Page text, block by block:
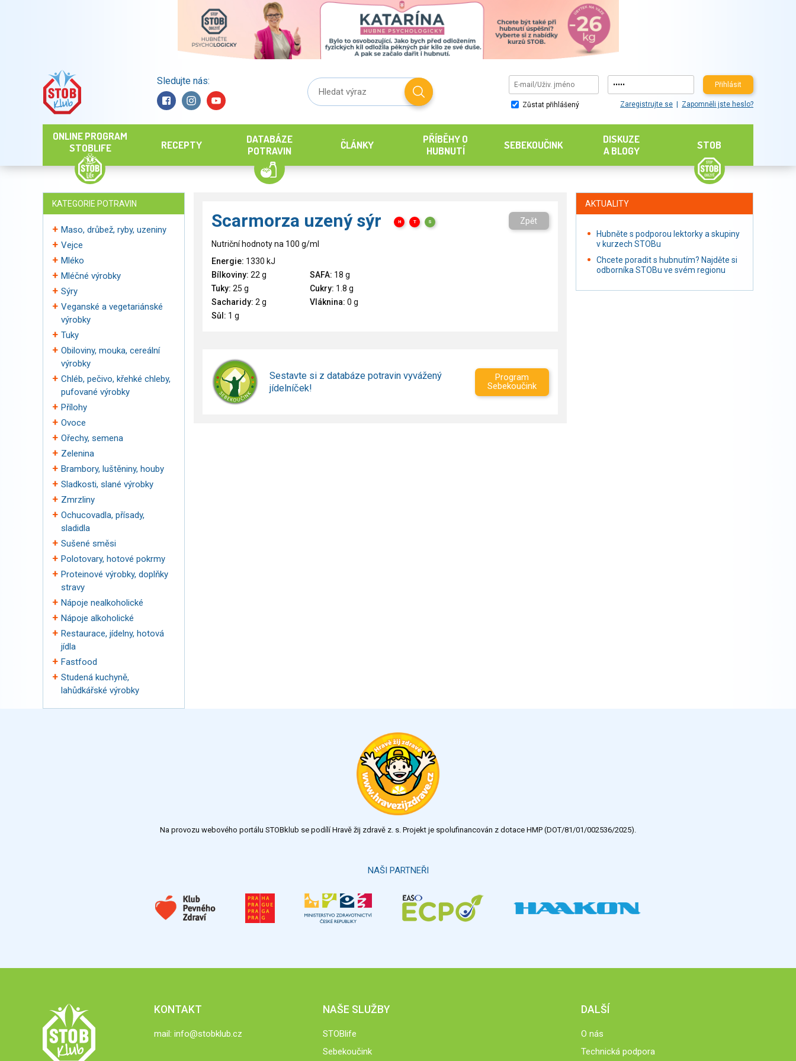
Sledujte nás: Přihlásit
Zůstat přihlášený Zaregistrujte se Zapomněli jste heslo?
ONLINE PROGRAM
STOBLIFE
RECEPTY
DATABÁZE
POTRAVIN
ČLÁNKY
PŘÍBĚHY O
HUBNUTÍ
SEBEKOUČINK
DISKUZE
A BLOGY
STOB
KATEGORIE POTRAVIN
Maso, drůbež, ryby, uzeniny
Vejce
Mléko
Mléčné výrobky
Sýry
Veganské a vegetariánské
výrobky
Tuky
Obiloviny, mouka, cereální
výrobky
Chléb, pečivo, křehké chleby,
pufované výrobky
Přílohy
Ovoce
Ořechy, semena
Zelenina
Brambory, luštěniny, houby
Sladkosti, slané výrobky
Zmrzliny
Ochucovadla, přísady,
sladidla
Sušené směsi
Polotovary, hotové pokrmy
Proteinové výrobky, doplňky
stravy
Nápoje nealkoholické
Nápoje alkoholické
Restaurace, jídelny, hotová
jídla
Fastfood
Studená kuchyně,
lahůdkářské výrobky
Scarmorza uzený sýr H T S Zpět
Nutriční hodnoty na 100 g/ml
Energie: 1330 kJ
Bílkoviny: 22 g SAFA: 18 g
Tuky: 25 g Cukry: 1.8 g
Sacharidy: 2 g Vláknina: 0 g
Sůl: 1 g
Sestavte si z databáze potravin vyvážený
jídelníček!
Program
Sebekoučink
AKTUALITY
Hubněte s podporou lektorky a skupiny
v kurzech STOBu
Chcete poradit s hubnutím? Najděte si
odborníka STOBu ve svém regionu
Na provozu webového portálu STOBklub se podílí Hravě žij zdravě z. s. Projekt je spolufinancován z dotace HMP (DOT/81/01/002536/2025).
NAŠI PARTNEŘI
KONTAKT
mail: info@stobklub.cz
NAŠE SLUŽBY
STOBlife
Sebekoučink
DALŠÍ
O nás
Technická podpora